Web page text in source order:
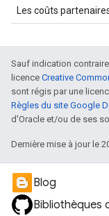
Les coûts
Sauf indication
licence Creative
sont régis par une
Règles du site Google
d'Oracle et/ou de ses
Dernière mise à jour le
Blog
Bibliothèques